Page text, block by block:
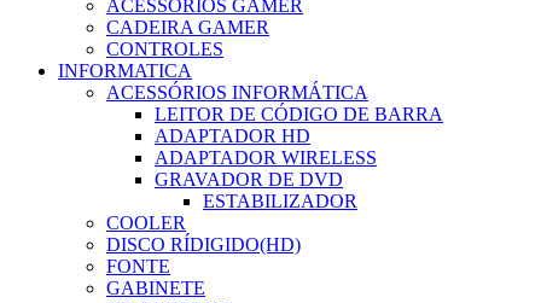
ACESSÓRIOS GAMER
CADEIRA GAMER
CONTROLES
INFORMATICA
ACESSÓRIOS INFORMÁTICA
LEITOR DE CÓDIGO DE BARRA
ADAPTADOR HD
ADAPTADOR WIRELESS
GRAVADOR DE DVD
ESTABILIZADOR
COOLER
DISCO RÍDIGIDO(HD)
FONTE
GABINETE